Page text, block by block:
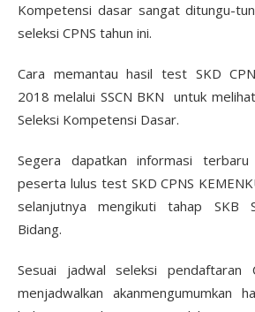
Kompetensi dasar sangat ditungu-
seleksi CPNS tahun ini.
Cara memantau hasil test SKD
2018 melalui SSCN BKN untuk
Seleksi Kompetensi Dasar.
Segera dapatkan informasi
peserta lulus test SKD CPNS
selanjutnya mengikuti tahap SKB
Bidang.
Sesuai jadwal seleksi pendaftaran
menjadwalkan akanmengumumkan